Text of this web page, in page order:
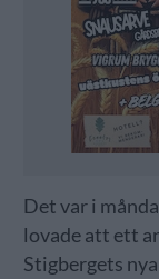
Det var i
lovade att ett
Stigbergets